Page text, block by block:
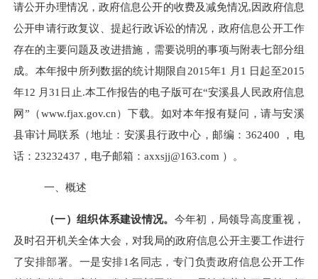
请公开办理情况，政府信息公开的收费及减免情况,因政府信息
公开申请行政复议、提起行政诉讼的情况，政府信息公开工作
存在的主要问题及改进措施，需要说明的事项与附表七部分组
成。本年报中所列数据的统计期限自2015年1 月1 日起至2015
年12 月31日止.本工作报告的电子版可在“安溪县人民政府信息
网”（www.fjax.gov.cn）下载。如对本年报有疑问，请与安溪
县审计局联系（地址：安溪县行政中心，邮编：362400 ，电
话：23232437，电子邮箱：axxsjj@163.com ）。
一、概述
（一）组织体系建设情况。 今年初，局领导高度重视，
及时召开机关全体大会，对我局的政府信息公开主要工作进行
了安排部署。一是安排1名同志，专门负责政府信息公开工作